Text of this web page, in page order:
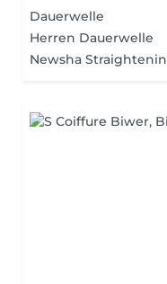
Dauerwelle
Herren Dauerwelle
Newsha